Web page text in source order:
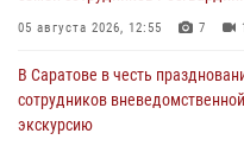
05 августа 2026, 12:55 7
В Саратове в честь
сотрудников
экскурсию